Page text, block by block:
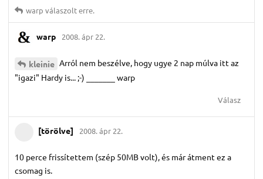
warp válaszolt erre.
warp 2008. ápr 22.
kleinie Arról nem beszélve, hogy ugye 2 nap múlva itt az
"igazi" Hardy is... ;-) _______ warp
Válasz
[törölve] 2008. ápr 22.
10 perce frissítettem (szép 50MB volt), és már átment ez a
csomag is.